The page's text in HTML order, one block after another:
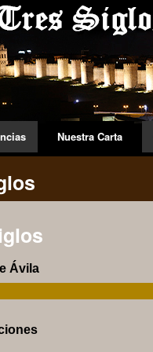
Nuestra Carta
Ávila